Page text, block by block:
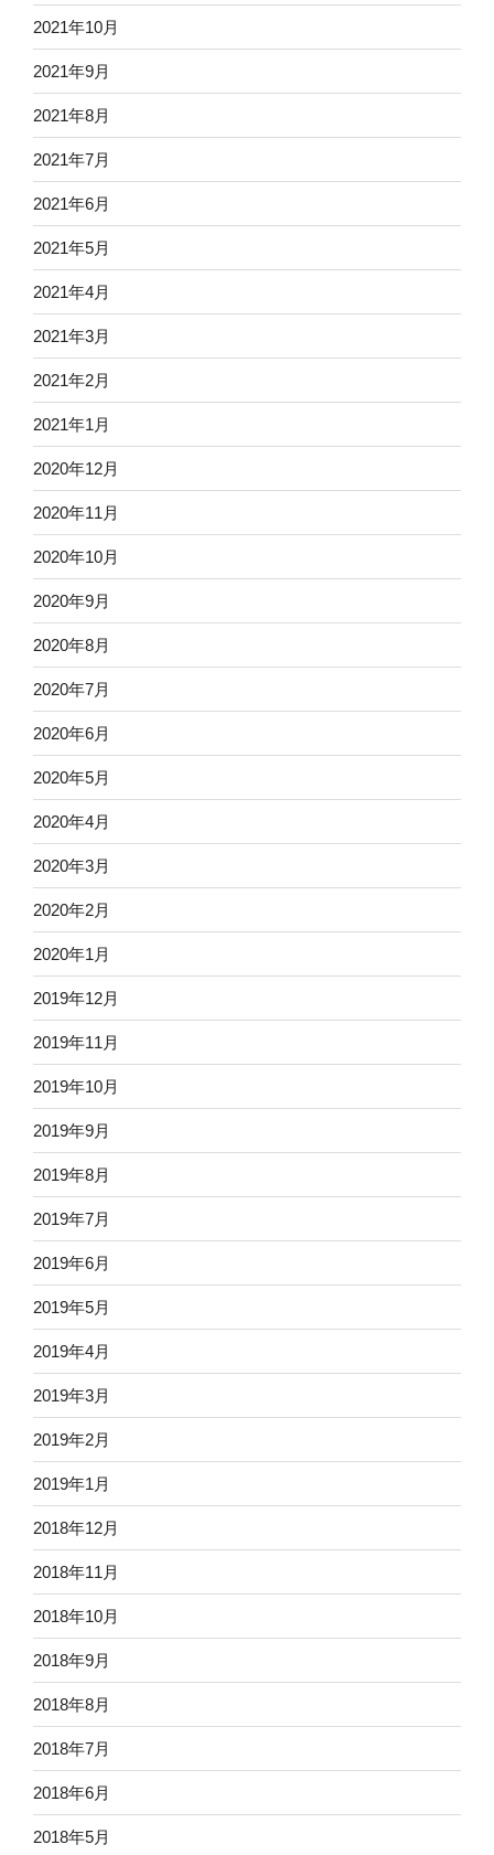
2021年10月
2021年9月
2021年8月
2021年7月
2021年6月
2021年5月
2021年4月
2021年3月
2021年2月
2021年1月
2020年12月
2020年11月
2020年10月
2020年9月
2020年8月
2020年7月
2020年6月
2020年5月
2020年4月
2020年3月
2020年2月
2020年1月
2019年12月
2019年11月
2019年10月
2019年9月
2019年8月
2019年7月
2019年6月
2019年5月
2019年4月
2019年3月
2019年2月
2019年1月
2018年12月
2018年11月
2018年10月
2018年9月
2018年8月
2018年7月
2018年6月
2018年5月